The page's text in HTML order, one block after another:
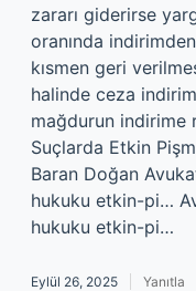
zararı giderirse
oranında
kısmen geri
halinde ceza
mağdurun indirime
Suçlarda Etkin
Baran Doğan
hukuku etkin-pi…
hukuku etkin-pi…
Eylül 26, 2025 Yanıtla